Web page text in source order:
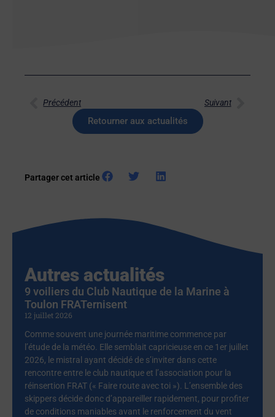
Précédent Suivant
Retourner aux actualités
Partager cet article
Autres actualités
9 voiliers du Club Nautique de la Marine à
Toulon FRATernisent
12 juillet 2026
Comme souvent une journée maritime commence par
l’étude de la météo. Elle semblait capricieuse en ce 1er juillet
2026, le mistral ayant décidé de s’inviter dans cette
rencontre entre le club nautique et l’association pour la
réinsertion FRAT (« Faire route avec toi »). L’ensemble des
skippers décide donc d’appareiller rapidement, pour profiter
de conditions maniables avant le renforcement du vent